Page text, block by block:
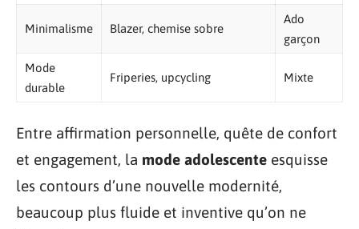
Minimalisme Blazer, chemise sobre
Ado
garçon
Mode
durable
Friperies, upcycling Mixte
Entre affirmation personnelle, quête de confort
et engagement, la mode adolescente esquisse
les contours d’une nouvelle modernité,
beaucoup plus fluide et inventive qu’on ne